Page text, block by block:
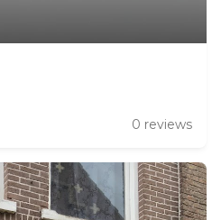
0 reviews